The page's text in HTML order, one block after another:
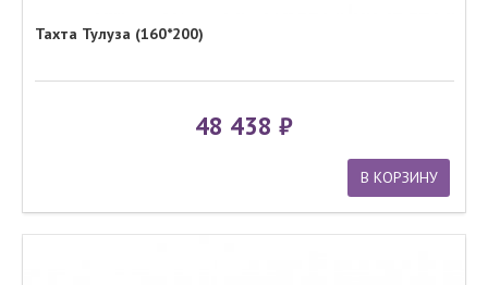
Тахта Тулуза (160*200)
48 438
В КОРЗИНУ